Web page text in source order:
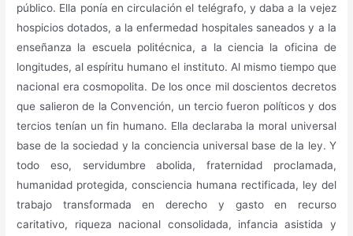
público. Ella ponía en circulación el telégrafo, y daba a la vejez
hospicios dotados, a la enfermedad hospitales saneados y a la
enseñanza la escuela politécnica, a la ciencia la oficina de
longitudes, al espíritu humano el instituto. Al mismo tiempo que
nacional era cosmopolita. De los once mil doscientos decretos
que salieron de la Convención, un tercio fueron políticos y dos
tercios tenían un fin humano. Ella declaraba la moral universal
base de la sociedad y la conciencia universal base de la ley. Y
todo eso, servidumbre abolida, fraternidad proclamada,
humanidad protegida, consciencia humana rectificada, ley del
trabajo transformada en derecho y gasto en recurso
caritativo, riqueza nacional consolidada, infancia asistida y